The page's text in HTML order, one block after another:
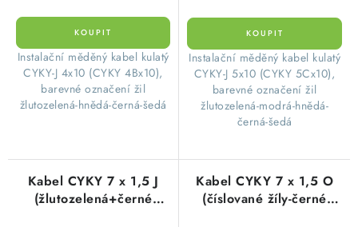
​Instalační měděný kabel kulatý
CYKY-J 4x10 (CYKY 4Bx10),
barevné označení žil
žlutozelená-hnědá-černá-šedá
​Instalační měděný kabel kulatý
CYKY-J 5x10 (CYKY 5Cx10),
barevné označení žil
žlutozelená-modrá-hnědá-
černá-šedá
Kabel CYKY 7 x 1,5 J
(žlutozelená+černé
Kabel CYKY 7 x 1,5 O
(číslované žíly-černé